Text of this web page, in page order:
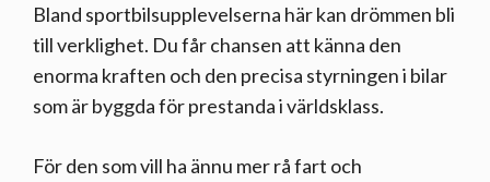
Bland sportbilsupplevelserna här kan drömmen bli
till verklighet. Du får chansen att känna den
enorma kraften och den precisa styrningen i bilar
som är byggda för prestanda i världsklass.
För den som vill ha ännu mer rå fart och